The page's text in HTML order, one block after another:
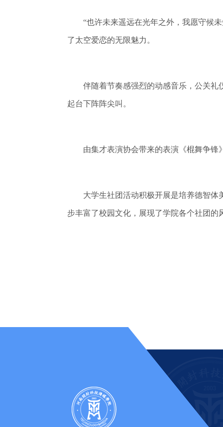
“也许未来遥远在光年之外，我愿守候未
了太空爱恋的无限魅力。
伴随着节奏感强烈的动感音乐，公关礼仪
起台下阵阵尖叫。
由集才表演协会带来的表演《棍舞争锋
大学生社团活动积极开展是培养德智体美
步丰富了校园文化，展现了学院各个社团